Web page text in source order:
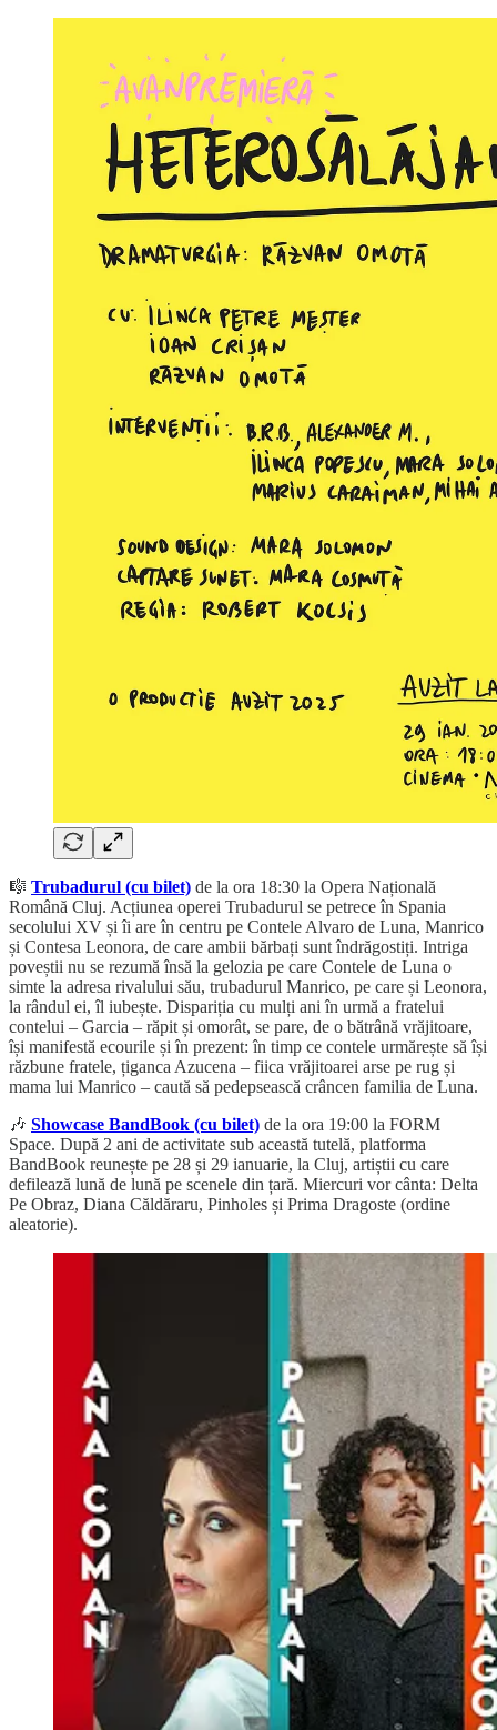
🎼 Trubadurul (cu bilet) de la ora 18:30 la Opera Națională
Română Cluj. Acțiunea operei Trubadurul se petrece în Spania
secolului XV și îi are în centru pe Contele Alvaro de Luna, Manrico
și Contesa Leonora, de care ambii bărbați sunt îndrăgostiți. Intriga
poveștii nu se rezumă însă la gelozia pe care Contele de Luna o
simte la adresa rivalului său, trubadurul Manrico, pe care și Leonora,
la rândul ei, îl iubește. Dispariția cu mulți ani în urmă a fratelui
contelui – Garcia – răpit și omorât, se pare, de o bătrână vrăjitoare,
își manifestă ecourile și în prezent: în timp ce contele urmărește să își
răzbune fratele, țiganca Azucena – fiica vrăjitoarei arse pe rug și
mama lui Manrico – caută să pedepsească crâncen familia de Luna.
🎶 Showcase BandBook (cu bilet) de la ora 19:00 la FORM
Space. După 2 ani de activitate sub această tutelă, platforma
BandBook reunește pe 28 și 29 ianuarie, la Cluj, artiștii cu care
defilează lună de lună pe scenele din țară. Miercuri vor cânta: Delta
Pe Obraz, Diana Căldăraru, Pinholes și Prima Dragoste (ordine
aleatorie).